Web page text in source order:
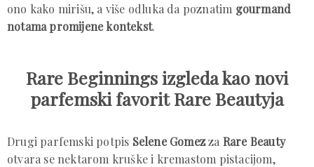
ono kako mirišu, a više odluka da poznatim gourmand
notama promijene kontekst.
Rare Beginnings izgleda kao novi
parfemski favorit Rare Beautyja
Drugi parfemski potpis Selene Gomezza Rare Beauty
otvara se nektarom kruške i kremastom pistacijom,